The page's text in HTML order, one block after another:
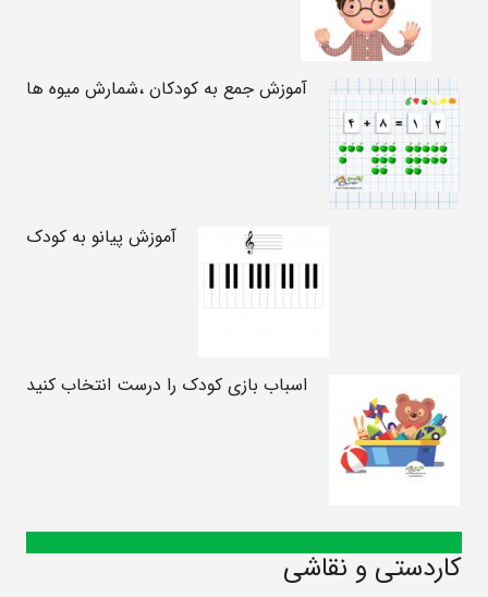
آموزش جمع به کودکان ،شمارش میوه ها
آموزش پیانو به کودک
اسباب بازی کودک را درست انتخاب کنید
کاردستی و نقاشی